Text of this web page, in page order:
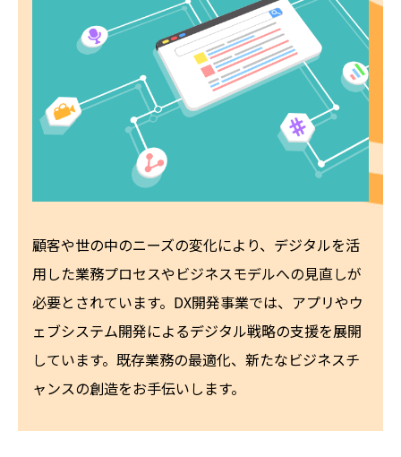
顧客や世の中のニーズの変化により、デジタルを活
用した業務プロセスやビジネスモデルへの見直しが
必要とされています。DX開発事業では、アプリやウ
ェブシステム開発によるデジタル戦略の支援を展開
しています。既存業務の最適化、新たなビジネスチ
ャンスの創造をお手伝いします。